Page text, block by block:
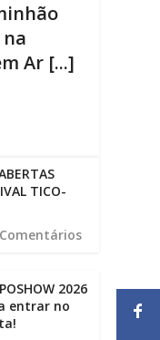
Ar [...]
TICO-
2026
entrar no